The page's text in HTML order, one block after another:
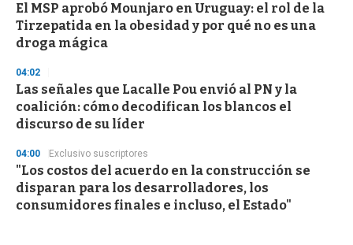
El MSP aprobó Mounjaro en Uruguay: el rol de la
Tirzepatida en la obesidad y por qué no es una
droga mágica
04:02
Las señales que Lacalle Pou envió al PN y la
coalición: cómo decodifican los blancos el
discurso de su líder
04:00 Exclusivo suscriptores
"Los costos del acuerdo en la construcción se
disparan para los desarrolladores, los
consumidores finales e incluso, el Estado"